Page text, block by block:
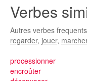
Verbes
Autres verbes
regarder, jouer, marcher
processionner
encroûter